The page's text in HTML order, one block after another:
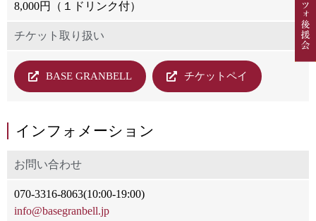
8,000円（１ドリンク付）
チケット取り扱い
BASE GRANBELL チケットペイ
インフォメーション
お問い合わせ
070-3316-8063(10:00-19:00)
info@basegranbell.jp